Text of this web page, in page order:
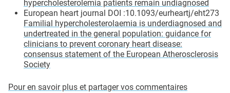
hypercholesterolemia patients remain undiagnosed
European heart journal DOI :10.1093/eurheartj/eht273
Familial hypercholesterolaemia is underdiagnosed and
undertreated in the general population: guidance for
clinicians to prevent coronary heart disease:
consensus statement of the European Atherosclerosis
Society
Pour en savoir plus et partager vos commentaires